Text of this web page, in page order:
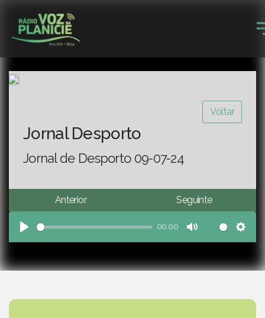
Voltar
Jornal Desporto
Jornal de Desporto 09-07-24
Anterior Seguinte
Play
00:00
Mute